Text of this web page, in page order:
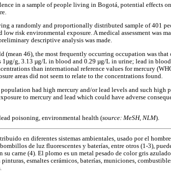
in a sample of people living in Bogotá, potential effects
a randomly and proportionally distributed sample of 401
risk environmental exposure. A medical assessment was
descriptive analysis was made.
(mean 46), the most frequently occurring occupation was that
g, 3.13 µg/L in blood and 0.29 µg/L in urine; lead in
than international reference values for mercury
areas did not seem to relate to the concentrations found.
had high mercury and/or lead levels and such high
to mercury and lead which could have adverse
poisoning, environmental health (source: MeSH, NLM).
en diferentes sistemas ambientales, usado por el
de luz fluorescentes y baterías, entre otros (1-3),
carne (4). El plomo es un metal pesado de color gris
esmaltes cerámicos, baterías, municiones,